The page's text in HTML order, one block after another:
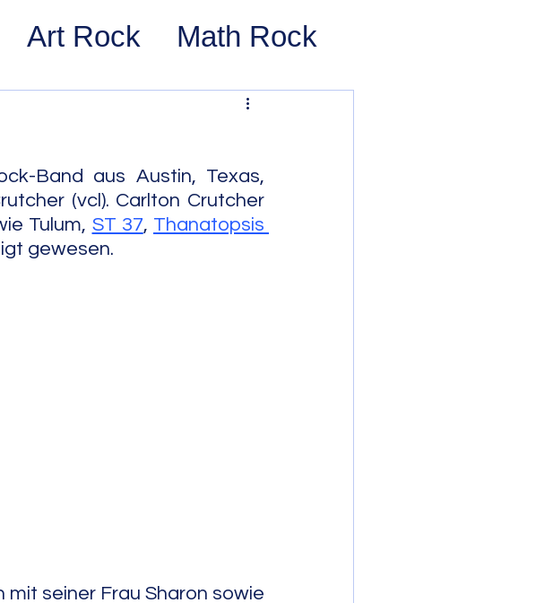
Art Rock Math Rock
Alternative Rock
Indie Pop
Band aus Austin, Texas,
(vcl). Carlton Crutcher
Tulum, ST 37, Thanatopsis
gewesen.
seiner Frau Sharon sowie